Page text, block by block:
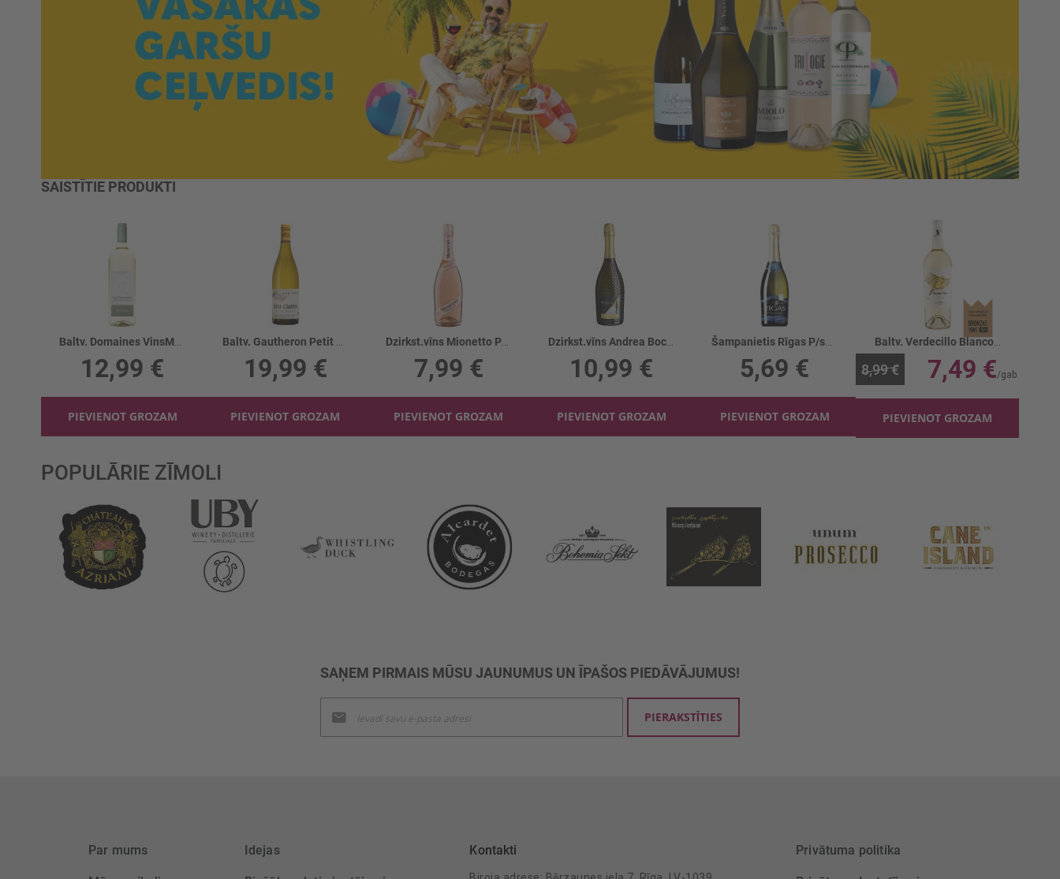
SAISTĪTIE PRODUKTI
Baltv. Domaines VinsMos. Pin.Gr.LesVign.12%
12,99 €
PIEVIENOT GROZAM
Baltv. Gautheron Petit Chablis 12.5%
19,99 €
PIEVIENOT GROZAM
Dzirkst.vīns Mionetto Prosecco Rose 11%
7,99 €
PIEVIENOT GROZAM
Dzirkst.vīns Andrea Bocelli Prosecco 11%
10,99 €
PIEVIENOT GROZAM
Šampanietis Rīgas P/sausais 11.5%
5,69 €
PIEVIENOT GROZAM
Baltv. Verdecillo Blanco organic 11%
8,99 € 7,49 €
PIEVIENOT GROZAM
POPULĀRIE ZĪMOLI
SAŅEM PIRMAIS MŪSU JAUNUMUS UN ĪPAŠOS PIEDĀVĀJUMUS!
jaunumu
saņemšanai:
PIERAKSTĪTIES
Par mums Idejas Kontakti Privātuma politika